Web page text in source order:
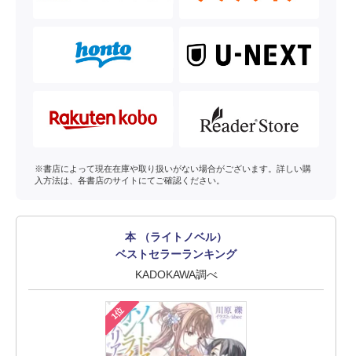
※書店によって現在在庫や取り扱いがない場合がございます。詳しい購
入方法は、各書店のサイトにてご確認ください。
本 （ライトノベル）
ベストセラーランキング
KADOKAWA調べ
1位